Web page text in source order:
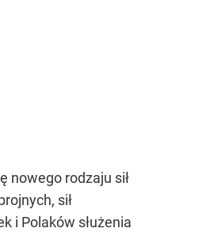
nowego rodzaju sił
sił
i Polaków służenia